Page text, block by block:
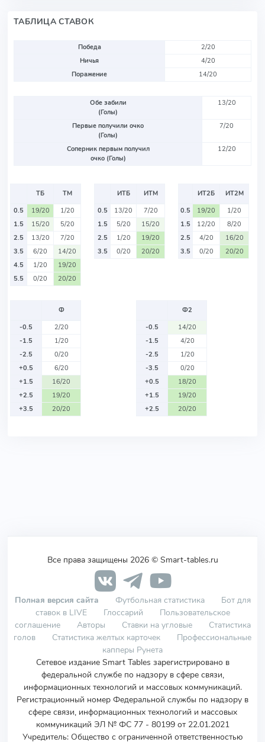
ТАБЛИЦА СТАВОК
Победа
2/20
Ничья
4/20
Поражение
14/20
Обе забили
(Голы)
13/20
Первые получили очко
(Голы)
7/20
Соперник первым получил
очко (Голы)
12/20
ТБ
ТМ
0.5
19/20
1/20
1.5
15/20
5/20
2.5
13/20
7/20
3.5
6/20
14/20
4.5
1/20
19/20
5.5
0/20 20/20
ИТБ
ИТМ
0.5
13/20
7/20
1.5
5/20
15/20
2.5
1/20
19/20
3.5
0/20 20/20
ИТ2Б
ИТ2М
0.5
19/20
1/20
1.5
12/20
8/20
2.5
4/20
16/20
3.5
0/20 20/20
Ф
-0.5
2/20
-1.5
1/20
-2.5
0/20
+0.5
6/20
+1.5
16/20
+2.5
19/20
+3.5
20/20
Ф2
-0.5
14/20
-1.5
4/20
-2.5
1/20
-3.5
0/20
+0.5
18/20
+1.5
19/20
+2.5
20/20
Все права защищены 2026 © Smart-tables.ru
Полная версия сайта Футбольная статистика
Бот для
ставок в LIVE
Глоссарий
Пользовательское
соглашение
Авторы Ставки на угловые
Статистика
голов
Статистика желтых карточек
Профессиональные
капперы Рунета
Сетевое издание Smart Tables зарегистрировано в
федеральной службе по надзору в сфере связи,
информационных технологий и массовых коммуникаций.
Регистрационный номер Федеральной службы по надзору в
сфере связи, информационных технологий и массовых
коммуникаций ЭЛ № ФС 77 - 80199 от 22.01.2021
Учредитель: Общество с ограниченной ответственностью